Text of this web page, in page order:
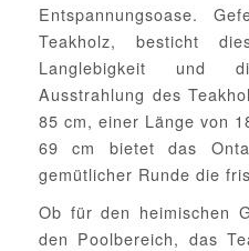
Entspannungsoase.
Teakholz, besticht
Langlebigkeit und
Ausstrahlung des
85 cm, einer Länge von
69 cm bietet das
gemütlicher Runde die
Ob für den heimischen
den Poolbereich, das